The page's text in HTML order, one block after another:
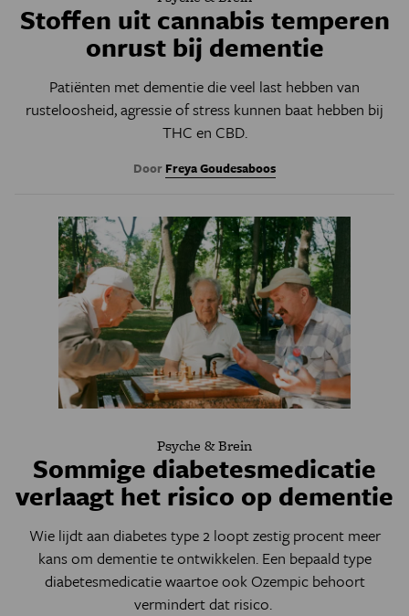
Stoffen uit cannabis temperen
onrust bij dementie
Patiënten met dementie die veel last hebben van
rusteloosheid, agressie of stress kunnen baat hebben bij
THC en CBD.
Door Freya Goudesaboos
Psyche & Brein
Sommige diabetesmedicatie
verlaagt het risico op dementie
Wie lijdt aan diabetes type 2 loopt zestig procent meer
kans om dementie te ontwikkelen. Een bepaald type
diabetesmedicatie waartoe ook Ozempic behoort
vermindert dat risico.